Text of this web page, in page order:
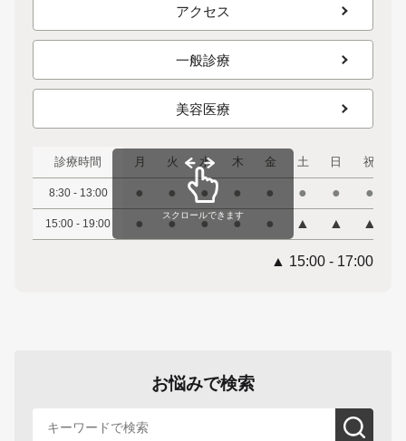
アクセス
一般診療
美容医療
診療時間 月 火 水 木 金 土 日 祝
8:30 - 13:00 ● ● ● ● ● ● ● ●
15:00 - 19:00 ● ● ● ● ● ▲ ▲ ▲
スクロールできます
▲ 15:00 - 17:00
お悩みで検索